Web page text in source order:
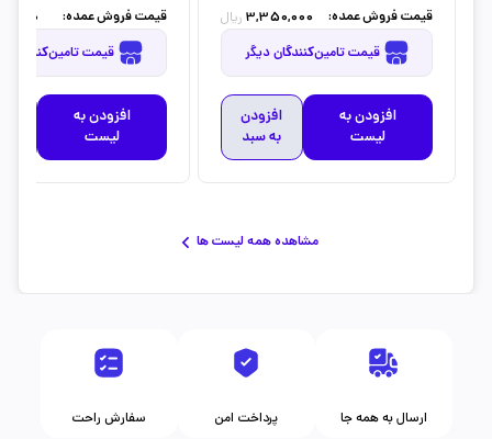
قیمت فروش عمده: 3,350,000 ریال
قیمت تامین‌کنندگان دیگر
افزودن به
لیست
افزودن
به سبد
قیمت فروش عمده:
قیمت تامین‌کنندگان دیگر
افزودن به
لیست
مشاهده همه لیست ها
سفارش راحت پرداخت امن ارسال به همه جا